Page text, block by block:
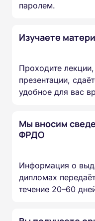
паролем.
Изучаете
Проходите
презентации,
удобное для вас
Мы вносим
ФРДО
Информация о
дипломах
течение 20–60